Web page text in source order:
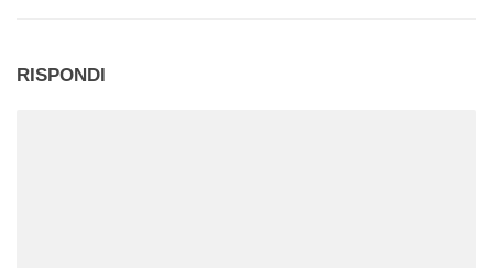
RISPONDI